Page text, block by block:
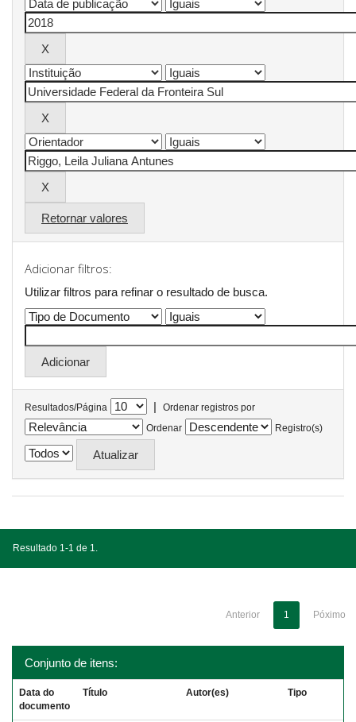
Retornar valores
Adicionar filtros:
Utilizar filtros para refinar o resultado de busca.
Resultados/Página |
Ordenar registros por
Ordenar
Registro(s)
Resultado 1-1 de 1.
Anterior 1 Póximo
Conjunto de itens:
Data do
documento
Título Autor(es) Tipo